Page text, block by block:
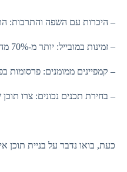
– היכרות עם השפה והתרבות:
– זמינות במובייל: יותר מ-70% מהמשתמשים הערבים גולשים דרך המובייל. אתר ידידותי לנייד הוא חובה!
– קמפיינים ממומנים: פרסומות
– בחירת תכנים נכונים: צרו
כעת, בואו נדבר על בניית תוכן